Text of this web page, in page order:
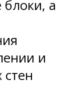
блоки, а
и